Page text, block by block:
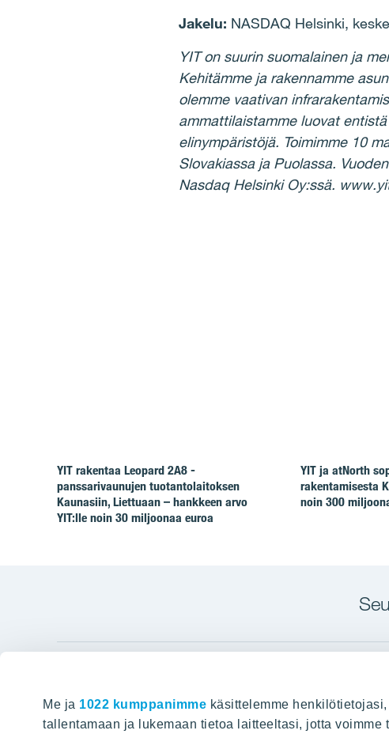
Me ja 1022 kumppanimme käsittelemme
tallentamaan ja lukemaan tietoa laitteeltasi, jotta
Jakelu: NASDAQ Helsinki,
YIT on suurin suomalainen ja
Kehitämme ja rakennamme
olemme vaativan
ammattilaistamme luovat
elinympäristöjä. Toimimme 10
Slovakiassa ja Puolassa.
Nasdaq Helsinki Oy:ssä.
YIT rakentaa Leopard 2A8 -
panssarivaunujen tuotantolaitoksen
Kaunasiin, Liettuaan – hankkeen arvo
YIT:lle noin 30 miljoonaa euroa
YIT ja atNorth
rakentamisesta
noin 300
Hyvin rakennettu huominen Tietoa YIT:stä